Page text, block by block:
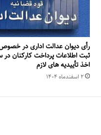
رأی دیوان عدالت اداری در
ثبت اطلاعات پرداخت کارکنان در
اخذ تأییدیه های لازم
۲ اسفند‌ماه ۱۴۰۴